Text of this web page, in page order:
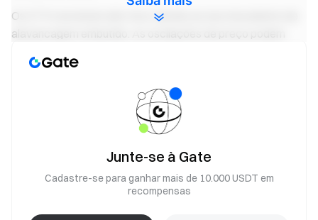
Os ETFs envolvem alto risco devido ao seu mecanismo de
alavancagem embutido. As oscilações de preço podem
devido ao rebalanceamento programado e intradiário, o
retorno cumulativo em determinado período pode não
refletir integralmente a proporção de alavancagem-alvo.
Os ETFs são projetados principalmente para negociações
prazo. Certifique-se de compreender totalmente os riscos
associados antes de negociar.
Junte-se à Gate
Cadastre-se para ganhar mais de 10.000 USDT em
recompensas